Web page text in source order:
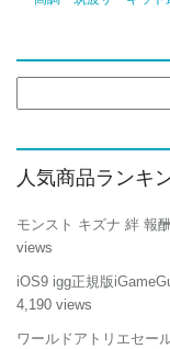
索:
人気商品ランキ
モンスト キズナ 絆 報
views
iOS9 igg正規版
4,190 views
ワールドアトリエセー